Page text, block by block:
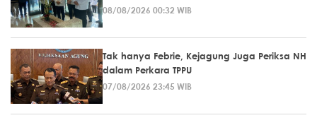
08/08/2026 00:32 WIB
Tak hanya Febrie, Kejagung Juga Periksa NH
dalam Perkara TPPU
07/08/2026 23:45 WIB